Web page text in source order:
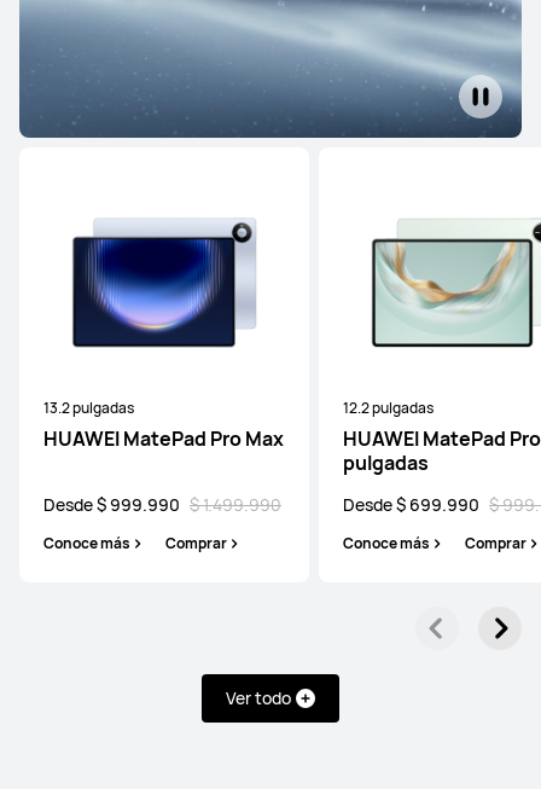
13.2 pulgadas
HUAWEI MatePad Pro Max
Desde $ 999.990 $ 1.499.990
Conoce más Comprar
12.2 pulgadas
HUAWEI MatePad
pulgadas
Desde $ 699.990 $
Conoce más Comprar
Ver todo